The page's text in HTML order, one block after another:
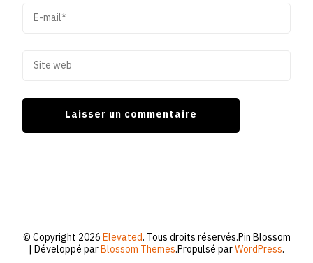
© Copyright 2026Elevated. Tous droits réservés.Pin Blossom
| Développé parBlossom Themes.Propulsé parWordPress.